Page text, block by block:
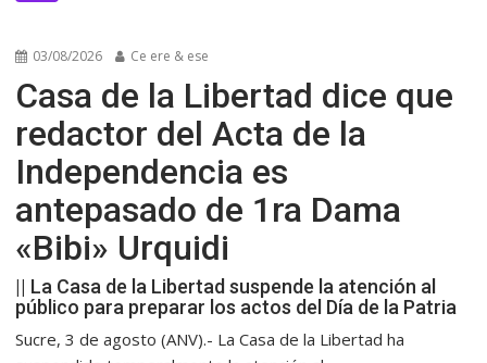
03/08/2026 Ce ere & ese
Casa de la Libertad dice que
redactor del Acta de la
Independencia es
antepasado de 1ra Dama
«Bibi» Urquidi
|| La Casa de la Libertad suspende la atención al
público para preparar los actos del Día de la Patria
Sucre, 3 de agosto (ANV).- La Casa de la Libertad ha